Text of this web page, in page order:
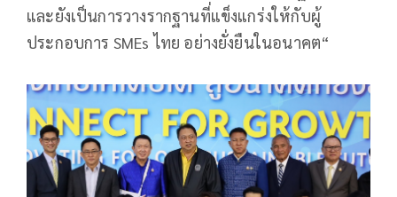
และยังเป็นการวางรากฐานที่แข็งแกร่งให้กับผู้
ประกอบการ SMEs ไทย อย่างยั่งยืนในอนาคต“